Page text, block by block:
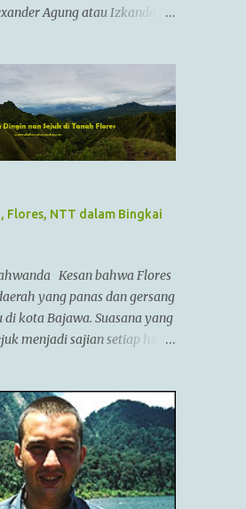
Agung atau Izkandar
dikenal sebagai Raja
dari Macedonia, seorang
yang paling berhasil
dan dianggap tidak bisa
setiap pertempuran. Di
yang sudah dikenal.
Philip II yang menyatukan
di dataran utama Yunani
Macedonian dalam
federasi yang disebut
(League of Corinth) Raja
daerah2 termasuk
imperiumnya sejauh
AlQuran, Zulkarnain
China dan
Tembok Besar
menyatukan ban...
Flores, NTT dalam Bingkai
Kesan bahwa Flores
yang panas dan gersang
kota Bajawa. Suasana yang
menjadi sajian setiap hari
merupakan ibukota
yang sedang bergeliat
dengan kota-kota lain di
Ruteng, Maumere, Ende dan
yang terletak di antara bukit-